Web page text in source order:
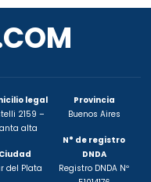
legal
2159 –
alta
Ciudad
del Plata
Provincia
Buenos Aires
N° de registro
DNDA
Registro DNDA Nº